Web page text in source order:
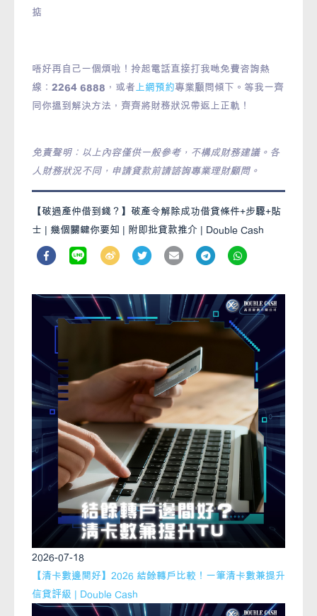
掂
唔好再自己一個煩啦！拎起電話直接打我哋免費咨詢熱
線： 2264 6888 ，或者 上網預約專業顧問傾下。等我一齊
同你搵到解決方法，齊齊將財務狀況帶返上正軌！
免責聲明：以上內容僅供一般參考，不構成財務建議。各
人財務狀況不同，申請貸款前請諮詢專業理財顧問。
【破過產仲借到錢？】破產令解除成功借貸條件+步驟+貼
士 | 幾個關鍵你要知 | 附即批貸款推介 | Double Cash
2026-07-18
【清卡數邊間好】2026 結餘轉戶比較！一筆清卡數兼提升
信貸評級 | Double Cash